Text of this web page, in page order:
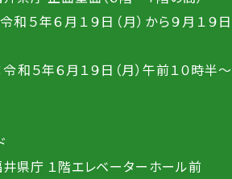
和５年６月１９日（月）から９月１９日
和５年６月１９日（月）午前１０時半～
井県庁 １階エレベーターホール前